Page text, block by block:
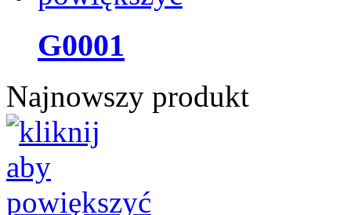
G0001
Najnowszy produkt